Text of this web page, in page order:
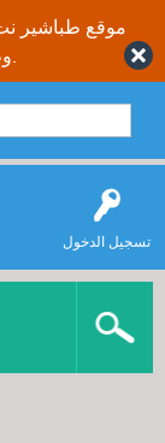
موقع طباشير
تسجيل الدخول